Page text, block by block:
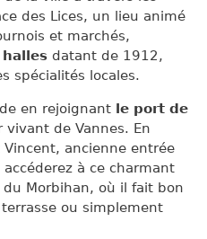
des Lices, un lieu animé
et marchés,
halles datant de 1912,
spécialités locales.
en rejoignant le port de
de Vannes. En
ancienne entrée
à ce charmant
Morbihan, où il fait bon
ou simplement